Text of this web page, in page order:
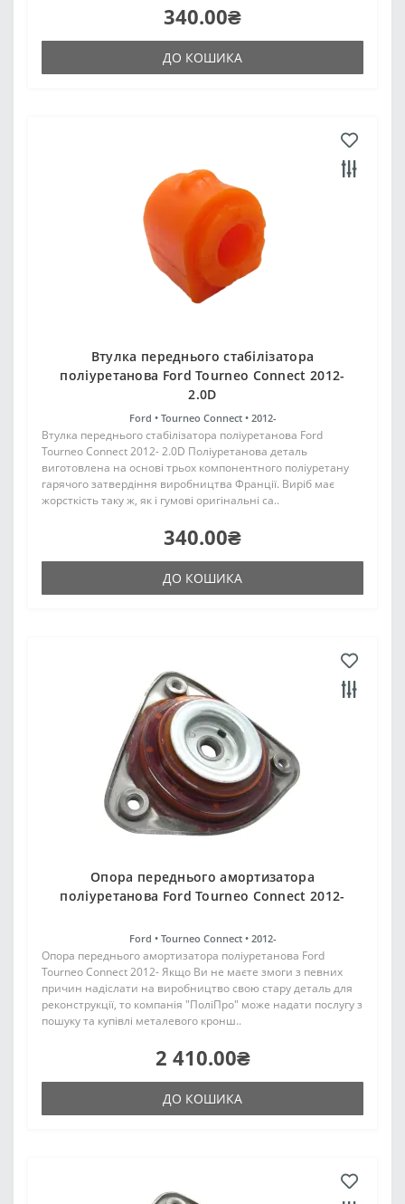
340.00₴
ДО КОШИКА
Втулка переднього стабілізатора
поліуретанова Ford Tourneo Connect 2012-
2.0D
Ford • Tourneo Connect • 2012-
Втулка переднього стабілізатора поліуретанова Ford
Tourneo Connect 2012- 2.0D Поліуретанова деталь
виготовлена на основі трьох компонентного поліуретану
гарячого затвердіння виробництва Франції. Виріб має
жорсткість таку ж, як і гумові оригінальні са..
340.00₴
ДО КОШИКА
Опора переднього амортизатора
поліуретанова Ford Tourneo Connect 2012-
Ford • Tourneo Connect • 2012-
Опора переднього амортизатора поліуретанова Ford
Tourneo Connect 2012- Якщо Ви не маєте змоги з певних
причин надіслати на виробництво свою стару деталь для
реконструкції, то компанія "ПоліПро" може надати послугу з
пошуку та купівлі металевого кронш..
2 410.00₴
ДО КОШИКА